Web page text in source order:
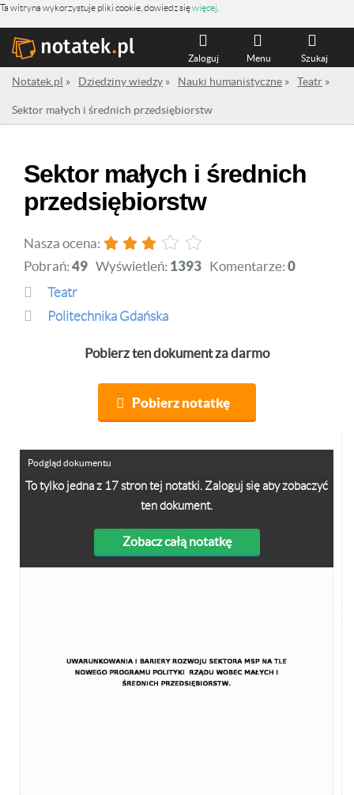
Ta witryna wykorzystuje pliki cookie, dowiedz sięwięcej
Szukaj
Menu
Zaloguj
Notatek.pl » Dziedziny wiedzy » Nauki humanistyczne » Teatr »
Sektor małych i średnich przedsiębiorstw
Sektor małych i średnich
przedsiębiorstw
Nasza ocena:
Pobrań: 49 Wyświetleń: 1393 Komentarze: 0
Teatr
Politechnika Gdańska
Pobierz ten dokument za darmo
Pobierz notatkę
To tylko jedna z 17 stron tej notatki. Zaloguj się aby zobaczyć
ten dokument.
Zobacz całą notatkę
Podgląd dokumentu